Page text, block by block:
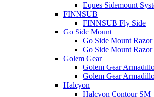
Eques Sidemount
FINNSUB
FINNSUB Fly Side
Go Side Mount
Go Side Mount Razor
Go Side Mount Razor
Golem Gear
Golem Gear
Golem Gear
Halcyon
Halcyon Contour SM